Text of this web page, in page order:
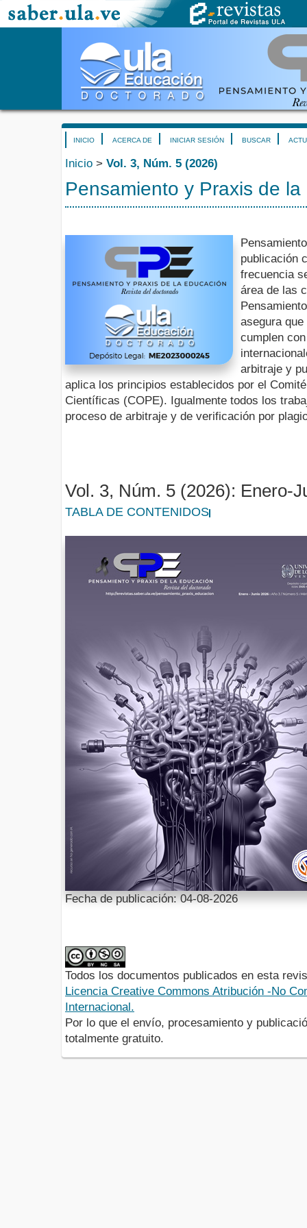
INICIO ACERCA DE INICIAR SESIÓN BUSCAR
Inicio > Vol. 3, Núm. 5 (2026)
Pensamiento y Praxis de
publicación
frecuencia
área de las
asegura
cumplen
arbitraje y
aplica los principios establecidos por el
Científicas (COPE). Igualmente todos los
proceso de arbitraje y de verificación por
Vol. 3, Núm. 5 (2026): Enero-
TABLA DE CONTENIDOS
Fecha de publicación: 04-08-2026
Todos los documentos publicados en esta
Licencia Creative Commons Atribución -No
Internacional.
Por lo que el envío, procesamiento y
totalmente gratuito.